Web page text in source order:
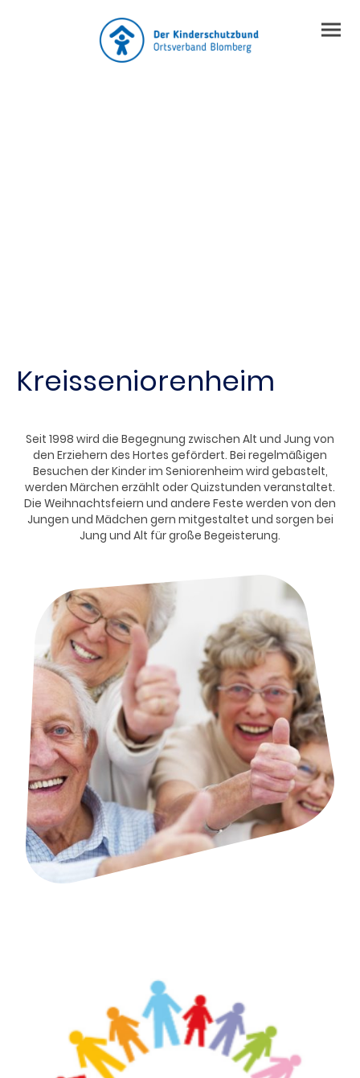
Kreisseniorenheim
Seit 1998 wird die Begegnung zwischen Alt und Jung von
den Erziehern des Hortes gefördert. Bei regelmäßigen
Besuchen der Kinder im Seniorenheim wird gebastelt,
werden Märchen erzählt oder Quizstunden veranstaltet.
Die Weihnachtsfeiern und andere Feste werden von den
Jungen und Mädchen gern mitgestaltet und sorgen bei
Jung und Alt für große Begeisterung.